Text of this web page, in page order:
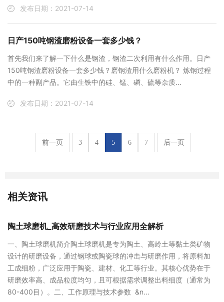
发布日期：2021-07-14
日产150吨钢渣磨粉设备一套多少钱？
首先我们来了解一下什么是钢渣，钢渣二次利用有什么作用。日产
150吨钢渣磨粉设备一套多少钱？磨钢渣用什么磨粉机？ 炼钢过程
中的一种副产品。它由生铁中的硅、锰、磷、硫等杂质...
发布日期：2021-07-14
前一页 3 4 5 6 7 后一页
相关资讯
陶土球磨机_高效研磨技术与行业应用全解析
一、陶土球磨机简介陶土球磨机是专为陶土、高岭土等黏土类矿物
设计的研磨设备，通过钢球或陶瓷球的冲击与研磨作用，将原料加
工成细粉，广泛应用于陶瓷、建材、化工等行业。其核心优势在于
研磨效率高、成品粒度均匀，且可根据需求调整出料细度（通常为
80-400目）。二、工作原理与技术参数 &n...